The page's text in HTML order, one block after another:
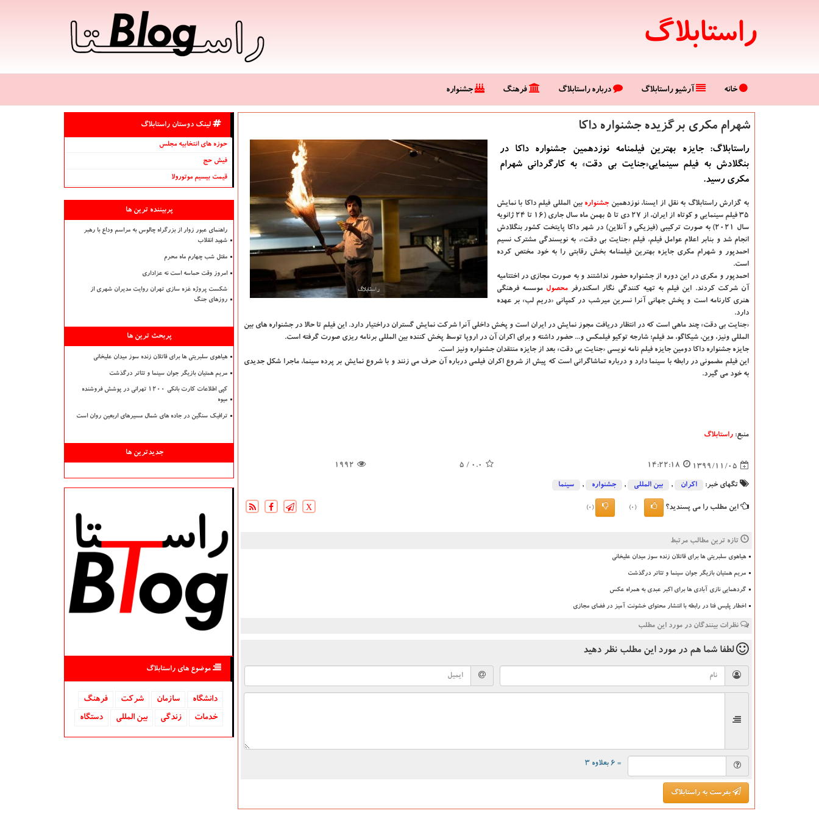
راستابلاگ
خانه آرشیو راستابلاگ درباره راستابلاگ فرهنگ جشنواره
شهرام مكری برگزیده جشنواره داكا
راستابلاگ: جایزه بهترین فیلمنامه نوزدهمین جشنواره داکا در
بنگلادش به فیلم سینمایی«جنایت بی دقت» به کارگردانی شهرام
مکری رسید.
به گزارش راستابلاگ به نقل از ایسنا، نوزدهمین جشنواره بین المللی فیلم داکا با نمایش
۳۵ فیلم سینمایی و کوتاه از ایران، از ۲۷ دی تا ۵ بهمن ماه سال جاری (۱۶ تا ۲۴ ژانویه
سال ۲۰۲۱) به صورت ترکیبی (فیزیکی و آنلاین) در شهر داکا پایتخت کشور بنگلادش
انجام شد و بنابر اعلام عوامل فیلم، فیلم «جنایت بی دقت»، به نویسندگی مشترک نسیم
احمدپور و شهرام مکری جایزه بهترین فیلمنامه بخش رقابتی را به خود مختص کرده
است.
احمدپور و مکری در این دوره از جشنواره حضور نداشتند و به صورت مجازی در اختتامیه
آن شرکت کردند. این فیلم به تهیه کنندگی نگار اسکندرفرمحصول موسسه فرهنگی
هنری کارنامه است و پخش جهانی آنرا نسرین میرشب در کمپانی «دریم لب» بر عهده
دارد.
«جنایت بی دقت» چند ماهی است که در انتظار دریافت مجوز نمایش در ایران است و پخش داخلی آنرا شرکت نمایش گستران دراختیار دارد. این فیلم تا حالا در جشنواره های بین
المللی ونیز، وین، شیکاگو، مد فیلم؛ شارجه توکیو فیلمکس و... حضور داشته و برای اکران آن در اروپا توسط پخش کننده بین المللی برنامه ریزی صورت گرفته است.
جایزه جشنواره داکا دومین جایزه فیلم نامه نویسی «جنایت بی دقت» بعد از جایزه منتقدان جشنواره ونیز است.
این فیلم مضمونی در رابطه با سینما دارد و درباره تماشاگرانی است که پیش از شروع اکران فیلمی درباره آن حرف می زنند و با شروع نمایش بر پرده سینما، ماجرا شکل جدیدی
به خود می گیرد.
منبع: راستابلاگ
1399/11/05
14:22:18
0.0
/ 5
1992
تگهای خبر: اكران , بین المللی , جشنواره , سینما
این مطلب را می پسندید؟ (0)
(0)
X
تازه ترین مطالب مرتبط
هیاهوی سلبریتی ها برای قاتلان زنده سوز میدان علیخانی
مریم همتیان بازیگر جوان سینما و تئاتر درگذشت
گردهمایی نازی آبادی ها برای اکبر عبدی به همراه عکس
اخطار پلیس فتا در رابطه با انتشار محتوای خشونت آمیز در فضای مجازی
نظرات بینندگان در مورد این مطلب
لطفا شما هم در مورد این مطلب نظر دهید
= ۶ بعلاوه ۳
بفرست به راستابلاگ
لینک دوستان راستابلاگ
حوزه های انتخابیه مجلس
فیش حج
قیمت بیسیم موتورولا
پربیننده ترین ها
راهنمای عبور زوار از بزرگراه چالوس به مراسم وداع با رهبر
شهید انقلاب
مقتل شب چهارم ماه محرم
امروز وقت حماسه است نه عزاداری
شکست پروژه غزه سازی تهران روایت مدیران شهری از
روزهای جنگ
پربحث ترین ها
هیاهوی سلبریتی ها برای قاتلان زنده سوز میدان علیخانی
مریم همتیان بازیگر جوان سینما و تئاتر درگذشت
کپی اطلاعات کارت بانکی ۱۲۰۰ تهرانی در پوشش فروشنده
میوه
ترافیک سنگین در جاده های شمال مسیرهای اربعین روان است
جدیدترین ها
موضوع های راستابلاگ
دانشگاه‌ سازمان شركت
فرهنگ
خدمات
زندگی بین المللی دستگاه